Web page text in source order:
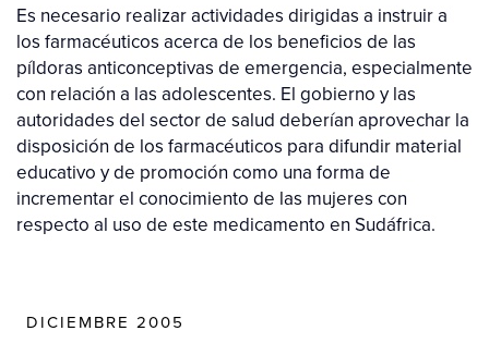
Es necesario realizar actividades dirigidas a instruir a
los farmacéuticos acerca de los beneficios de las
píldoras anticonceptivas de emergencia, especialmente
con relación a las adolescentes. El gobierno y las
autoridades del sector de salud deberían aprovechar la
disposición de los farmacéuticos para difundir material
educativo y de promoción como una forma de
incrementar el conocimiento de las mujeres con
respecto al uso de este medicamento en Sudáfrica.
DICIEMBRE 2005